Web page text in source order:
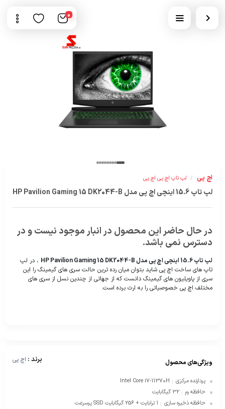
0
اچ پی / لپ تاپ اچ پی اچ پی
لپ تاپ 15.6 اینچی اچ پی مدل HP Pavilion Gaming 15 DK2044-B
در حال حاضر این محصول در انبار موجود نیست و در
دسترس نمی باشد.
لپ تاپ 15.6 اینچی اچ پی مدل HP Pavilion Gaming 15 DK2044-B
، در لپ
تاپ های ساخت اچ پی شاید بتوان میان رده ترین حالت سری های گیمینگ را این
سری از پاویلیون های گیمینگ دانست که از جهاتی از چندین نسل از سری های
مختلف اچ پی خصوصیاتی را به ارث برده است.
برند : اچ پی ویژگی‌های محصول
پردازنده مرکزی :
Intel Core i7-11370H
حافظه رم : 32 گیگابایت
حافظه ذخیره سازی : 1 ترابایت + 256 گیگابایت SSD پرسرعت